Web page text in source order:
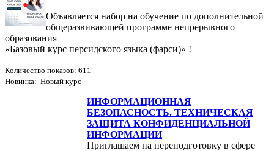
Объявляется набор на обучение по дополнительной
общеразвивающей программе непрерывного
образования
«Базовый курс персидского языка (фарси)» !
Количество показов: 611
Новинка: Новый курс
ИНФОРМАЦИОННАЯ
БЕЗОПАСНОСТЬ. ТЕХНИЧЕСКАЯ
ЗАЩИТА КОНФИДЕНЦИАЛЬНОЙ
ИНФОРМАЦИИ
Приглашаем на переподготовку в сфере